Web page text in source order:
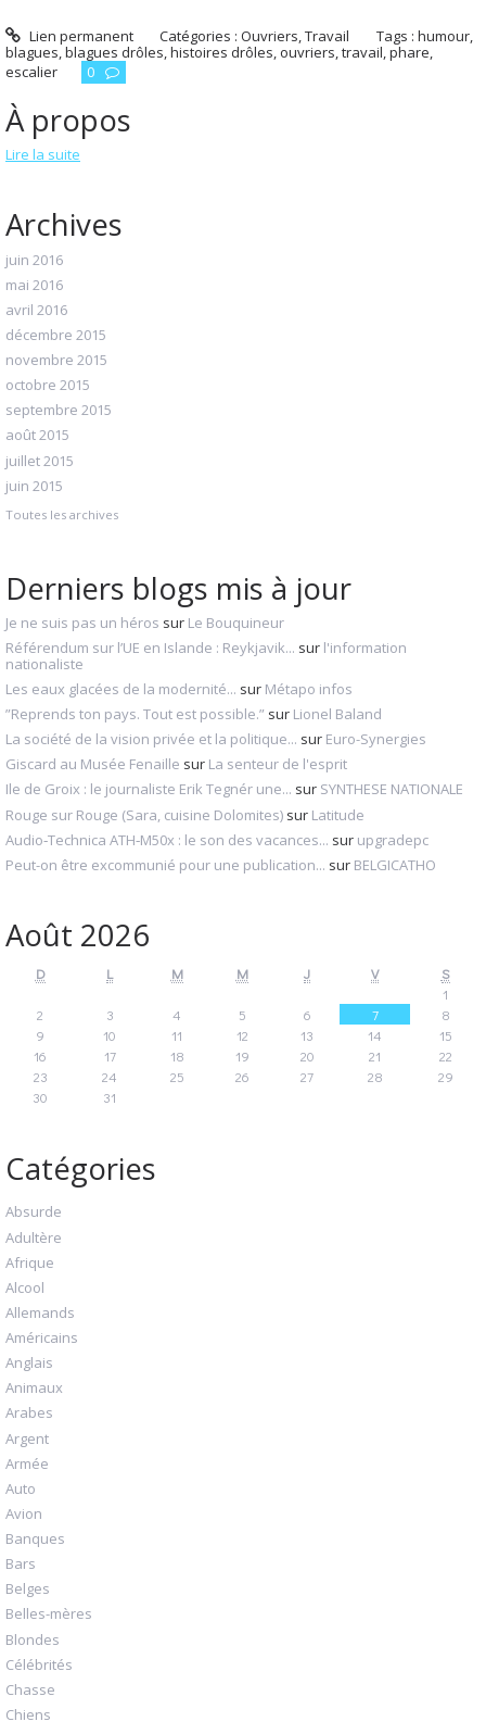
À propos
Lire la suite
Archives
juin 2016
mai 2016
avril 2016
décembre 2015
novembre 2015
octobre 2015
septembre 2015
août 2015
juillet 2015
juin 2015
Toutes les archives
Derniers blogs mis à jour
Je ne suis pas un héros sur Le Bouquineur
Référendum sur l’UE en Islande : Reykjavik... sur l'information
nationaliste
Les eaux glacées de la modernité... sur Métapo infos
”Reprends ton pays. Tout est possible.” sur Lionel Baland
La société de la vision privée et la politique... sur Euro-Synergies
Giscard au Musée Fenaille sur La senteur de l'esprit
Ile de Groix : le journaliste Erik Tegnér une... sur SYNTHESE NATIONALE
Rouge sur Rouge (Sara, cuisine Dolomites) sur Latitude
Audio‑Technica ATH‑M50x : le son des vacances... sur upgradepc
Peut-on être excommunié pour une publication... sur BELGICATHO
Août 2026
D L M M J V
S
1
2
3 4 5 6 7
8
9
10 11 12 13 14
15
16
17 18 19 20 21
22
23
24 25 26 27 28
29
30
31
Catégories
Absurde
Adultère
Afrique
Alcool
Allemands
Américains
Anglais
Animaux
Arabes
Argent
Armée
Auto
Avion
Banques
Bars
Belges
Belles-mères
Blondes
Célébrités
Chasse
Chiens
Lien permanent Catégories :Ouvriers,Travail Tags :humour,
blagues,blagues drôles,histoires drôles, ouvriers,travail,phare,
escalier
0